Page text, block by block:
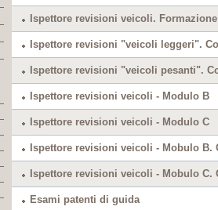
Ispettore revisioni veicoli.
Ispettore revisioni "veicoli leggeri".
Ispettore revisioni "veicoli pesanti".
Ispettore revisioni veicoli - Modulo B
Ispettore revisioni veicoli - Modulo C
Ispettore revisioni veicoli - Mobulo B.
Ispettore revisioni veicoli - Mobulo C.
Esami patenti di guida